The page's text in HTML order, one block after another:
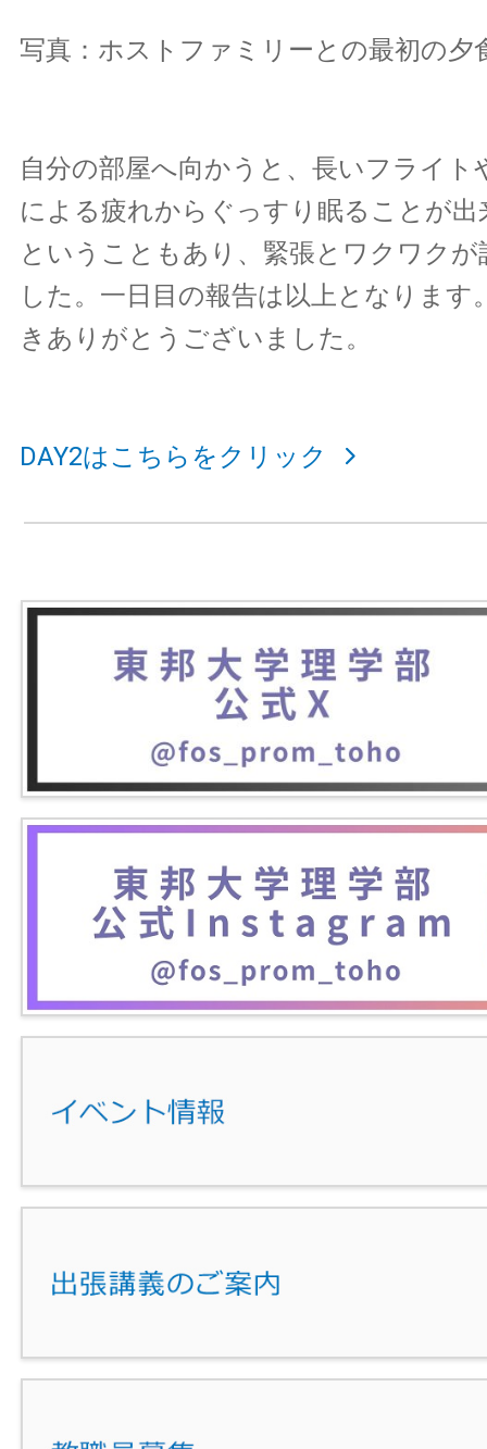
写真：ホストファミリーとの最初の夕
自分の部屋へ向かうと、長いフライト
による疲れからぐっすり眠ることが出
ということもあり、緊張とワクワク
した。一日目の報告は以上となります
きありがとうございました。
DAY2はこちらをクリック